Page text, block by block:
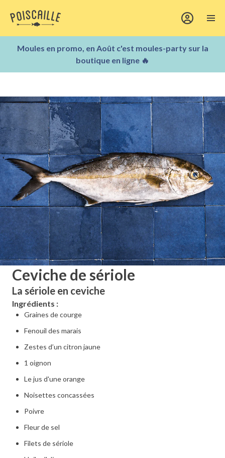
Moules en promo, en Août c'est moules-party sur la
boutique en ligne 🔥
Ceviche de sériole
La sériole en ceviche
Ingrédients :
Graines de courge
Fenouil des marais
Zestes d’un citron jaune
1 oignon
Le jus d'une orange
Noisettes concassées
Poivre
Fleur de sel
Filets de sériole